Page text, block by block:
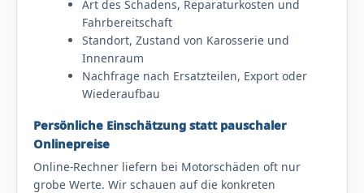
Art des Schadens, Reparaturkosten und
Fahrbereitschaft
Standort, Zustand von Karosserie und
Innenraum
Nachfrage nach Ersatzteilen, Export oder
Wiederaufbau
Persönliche Einschätzung statt pauschaler
Onlinepreise
Online-Rechner liefern bei Motorschäden oft nur
grobe Werte. Wir schauen auf die konkreten